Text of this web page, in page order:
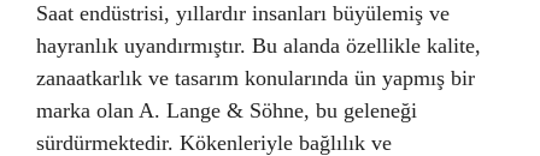
Saat endüstrisi, yıllardır insanları büyülemiş ve
hayranlık uyandırmıştır. Bu alanda özellikle kalite,
zanaatkarlık ve tasarım konularında ün yapmış bir
marka olan A. Lange & Söhne, bu geleneği
sürdürmektedir. Kökenleriyle bağlılık ve